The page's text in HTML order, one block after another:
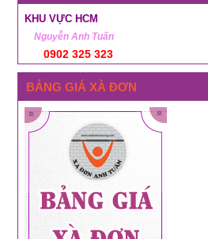
KHU VỰC HCM
Nguyễn Anh Tuấn
0902 325 323
BẢNG GIÁ XÀ ĐƠN